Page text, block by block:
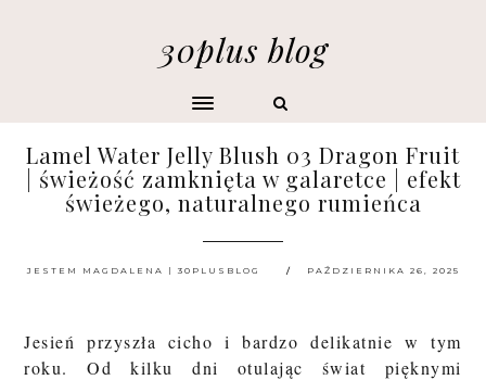
30plus blog
Lamel Water Jelly Blush 03 Dragon Fruit
| świeżość zamknięta w galaretce | efekt
świeżego, naturalnego rumieńca
JESTEM MAGDALENA | 30PLUSBLOG PAŹDZIERNIKA 26, 2025
Jesień przyszła cicho i bardzo delikatnie w tym
roku. Od kilku dni otulając świat pięknymi